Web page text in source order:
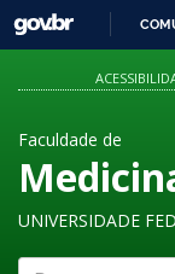
GOVBR
Faculdade de
UNIVERSIDADE